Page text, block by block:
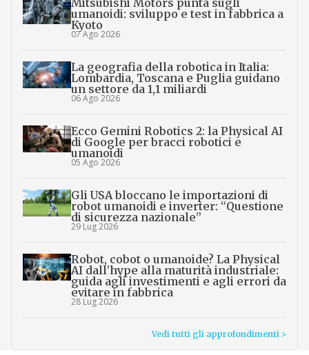
umanoidi: sviluppo e test in fabbrica a
Kyoto
07 Ago 2026
La geografia della robotica in Italia:
Lombardia, Toscana e Puglia guidano
un settore da 1,1 miliardi
06 Ago 2026
Ecco Gemini Robotics 2: la Physical AI
di Google per bracci robotici e
umanoidi
05 Ago 2026
Gli USA bloccano le importazioni di
robot umanoidi e inverter: “Questione
di sicurezza nazionale”
29 Lug 2026
Robot, cobot o umanoide? La Physical
AI dall’hype alla maturità industriale:
guida agli investimenti e agli errori da
evitare in fabbrica
28 Lug 2026
Vedi tutti gli approfondimenti >